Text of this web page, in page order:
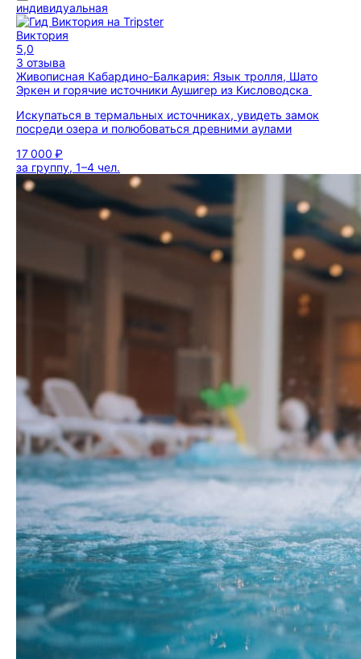
индивидуальная
Виктория
5,0
3 отзыва
Живописная Кабардино-Балкария: Язык тролля, Шато
Эркен и горячие источники Аушигер из Кисловодска
Искупаться в термальных источниках, увидеть замок
посреди озера и полюбоваться древними аулами
17 000 ₽
за группу, 1–4 чел.